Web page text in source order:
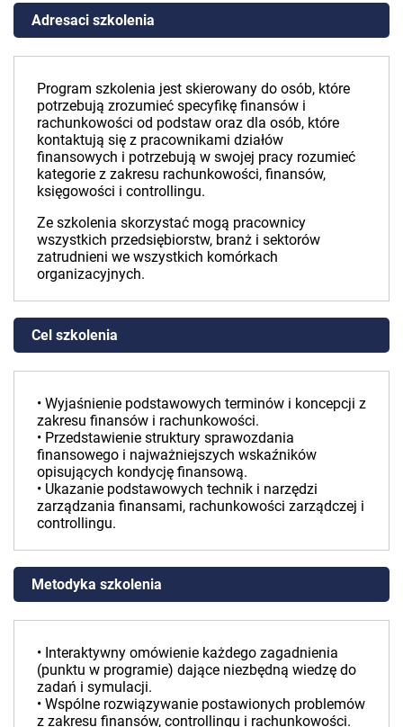
Adresaci szkolenia
Program szkolenia jest skierowany do osób, które
potrzebują zrozumieć specyfikę finansów i
rachunkowości od podstaw oraz dla osób, które
kontaktują się z pracownikami działów
finansowych i potrzebują w swojej pracy rozumieć
kategorie z zakresu rachunkowości, finansów,
księgowości i controllingu.
Ze szkolenia skorzystać mogą pracownicy
wszystkich przedsiębiorstw, branż i sektorów
zatrudnieni we wszystkich komórkach
organizacyjnych.
Cel szkolenia
• Wyjaśnienie podstawowych terminów i koncepcji z
zakresu finansów i rachunkowości.
• Przedstawienie struktury sprawozdania
finansowego i najważniejszych wskaźników
opisujących kondycję finansową.
• Ukazanie podstawowych technik i narzędzi
zarządzania finansami, rachunkowości zarządczej i
controllingu.
Metodyka szkolenia
• Interaktywny omówienie każdego zagadnienia
(punktu w programie) dające niezbędną wiedzę do
zadań i symulacji.
• Wspólne rozwiązywanie postawionych problemów
z zakresu finansów, controllingu i rachunkowości.